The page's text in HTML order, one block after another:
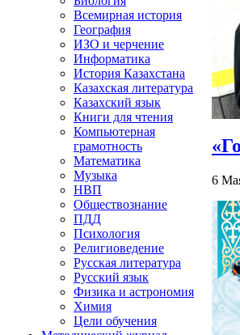
Всемирная история
География
ИЗО и черчение
Информатика
История Казахстана
Казахская литература
Казахский язык
Книги для чтения
Компьютерная
грамотность
Математика
Музыка
НВП
Обществознание
ПДД
Психология
Религиоведение
Русская литература
Русский язык
Физика и астрономия
Химия
Цели обучения
6